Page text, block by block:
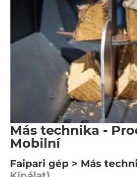
Más technika -
Mobilní
Faipari gép > Más